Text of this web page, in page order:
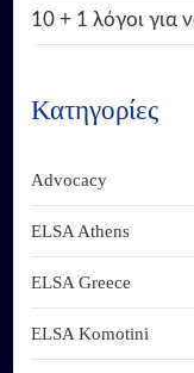
10 + 1 λόγοι για
Κατηγορίες
Advocacy
ELSA Athens
ELSA Greece
ELSA Komotini